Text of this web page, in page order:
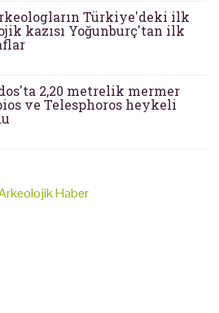
Türkiye'deki ilk
kazısı Yoğunburç'tan ilk
2,20 metrelik mermer
ve Telesphoros heykeli